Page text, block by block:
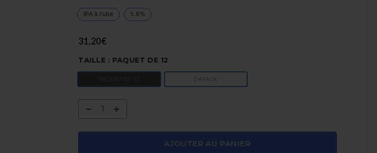
IPA à l'ube 5.8%
31,20€
TAILLE : PAQUET DE 12
24 PACK
AJOUTER AU PANIER